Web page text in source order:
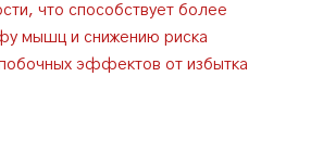
что способствует более
мышц и снижению риска
эффектов от избытка